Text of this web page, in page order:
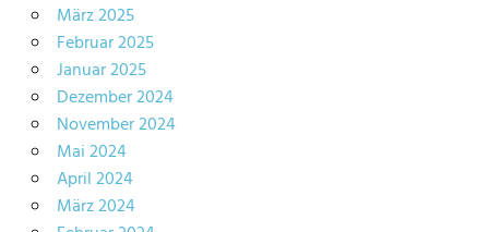
März 2025
Februar 2025
Januar 2025
Dezember 2024
November 2024
Mai 2024
April 2024
März 2024